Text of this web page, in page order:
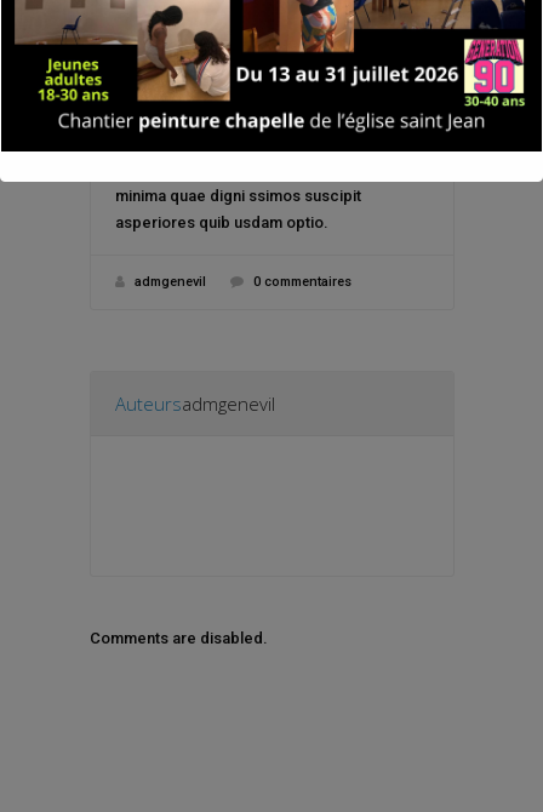
Placeat quos nisi inven tore eum nesciunt
lauda ntium tenetur nemo impedit repud
minima quae digni ssimos suscipit
asperiores quib usdam optio.
admgenevil 0 commentaires
Auteursadmgenevil
Comments are disabled.